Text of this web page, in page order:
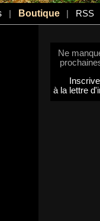
Boutique RSS
Ne
à la lettre